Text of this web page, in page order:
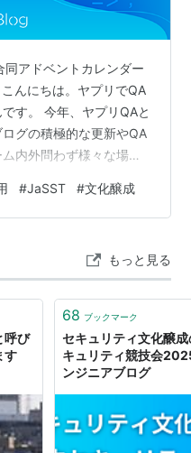
同アドベントカレンダー
んにちは。ヤプリでQA
す。 今年、ヤプリQAと
グの積極的な更新やQA
内外問わず様々な場面
ンジニアを対象とした
Tokyo」に、ヤプリQA
れましたので、本記事で
プロポーザル採択に至
#JaSST #文化醸成
もっと見る
呼び
す
68 ブックマーク
セキュリティ文化醸
キュリティ競技会
ンジニアブログ